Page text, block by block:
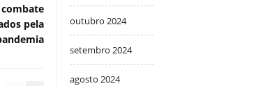
pela
outubro 2024
setembro 2024
agosto 2024